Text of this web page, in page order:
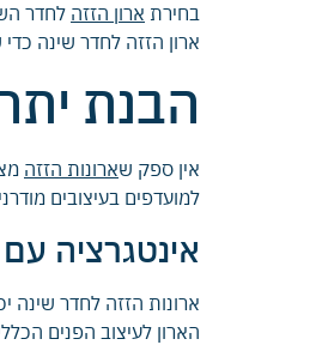
בחירת ארון הזזה לחדר
ארון הזזה לחדר שינה
הבנת
אין ספק שארונות הזזה
למועדפים בעיצובים
אינטגרציה
ארונות הזזה לחדר שינה
הארון לעיצוב הפנים